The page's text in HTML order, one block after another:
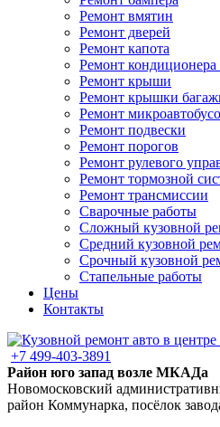
Ремонт вмятин
Ремонт дверей
Ремонт капота
Ремонт кондиционера
Ремонт крыши
Ремонт крышки
Ремонт
Ремонт подвески
Ремонт порогов
Ремонт рулевого
Ремонт тормозной
Ремонт трансмиссии
Сварочные работы
Сложный кузовной
Средний кузовной
Срочный кузовной
Стапельные работы
Цены
Контакты
+7 499-403-3891
Район юго запад возле МКАДа
Новомосковский
район Коммунарка, посёлок